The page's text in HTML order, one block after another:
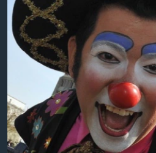
СОЦИАЛЬНЫЕ СЕТИ
Языки